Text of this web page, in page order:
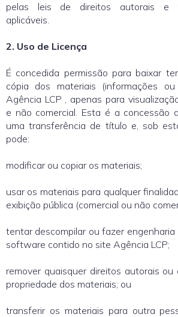
pelas leis de direitos autorais e
aplicáveis.
2. Uso de Licença
É concedida permissão para baixar
cópia dos materiais (informações
Agência LCP , apenas para
e não comercial. Esta é a concessão
uma transferência de título e, sob
pode:
modificar ou copiar os materiais;
usar os materiais para qualquer
exibição pública (comercial ou não
tentar descompilar ou fazer engenharia
software contido no site Agência LCP;
remover quaisquer direitos autorais
propriedade dos materiais; ou
transferir os materiais para outra